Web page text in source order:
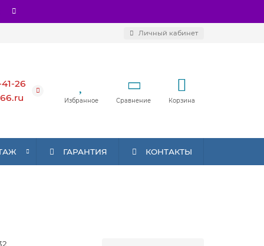
Личный кабинет
26
Избранное Сравнение Корзина
ГАРАНТИЯ КОНТАКТЫ